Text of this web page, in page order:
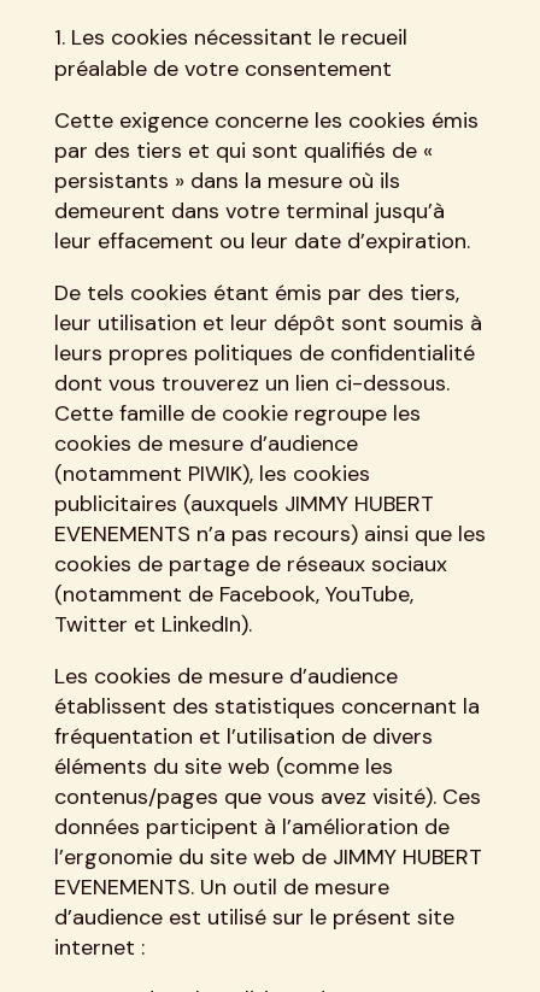
Les cookies nécessitant le recueil
préalable de votre consentement
Cette exigence concerne les cookies émis
par des tiers et qui sont qualifiés de «
persistants » dans la mesure où ils
demeurent dans votre terminal jusqu’à
leur effacement ou leur date d’expiration.
De tels cookies étant émis par des tiers,
leur utilisation et leur dépôt sont soumis à
leurs propres politiques de confidentialité
dont vous trouverez un lien ci-dessous.
Cette famille de cookie regroupe les
cookies de mesure d’audience
(notamment PIWIK), les cookies
publicitaires (auxquels JIMMY HUBERT
EVENEMENTS n’a pas recours) ainsi que les
cookies de partage de réseaux sociaux
(notamment de Facebook, YouTube,
Twitter et LinkedIn).
Les cookies de mesure d’audience
établissent des statistiques concernant la
fréquentation et l’utilisation de divers
éléments du site web (comme les
contenus/pages que vous avez visité). Ces
données participent à l’amélioration de
l’ergonomie du site web de JIMMY HUBERT
EVENEMENTS. Un outil de mesure
d’audience est utilisé sur le présent site
internet :